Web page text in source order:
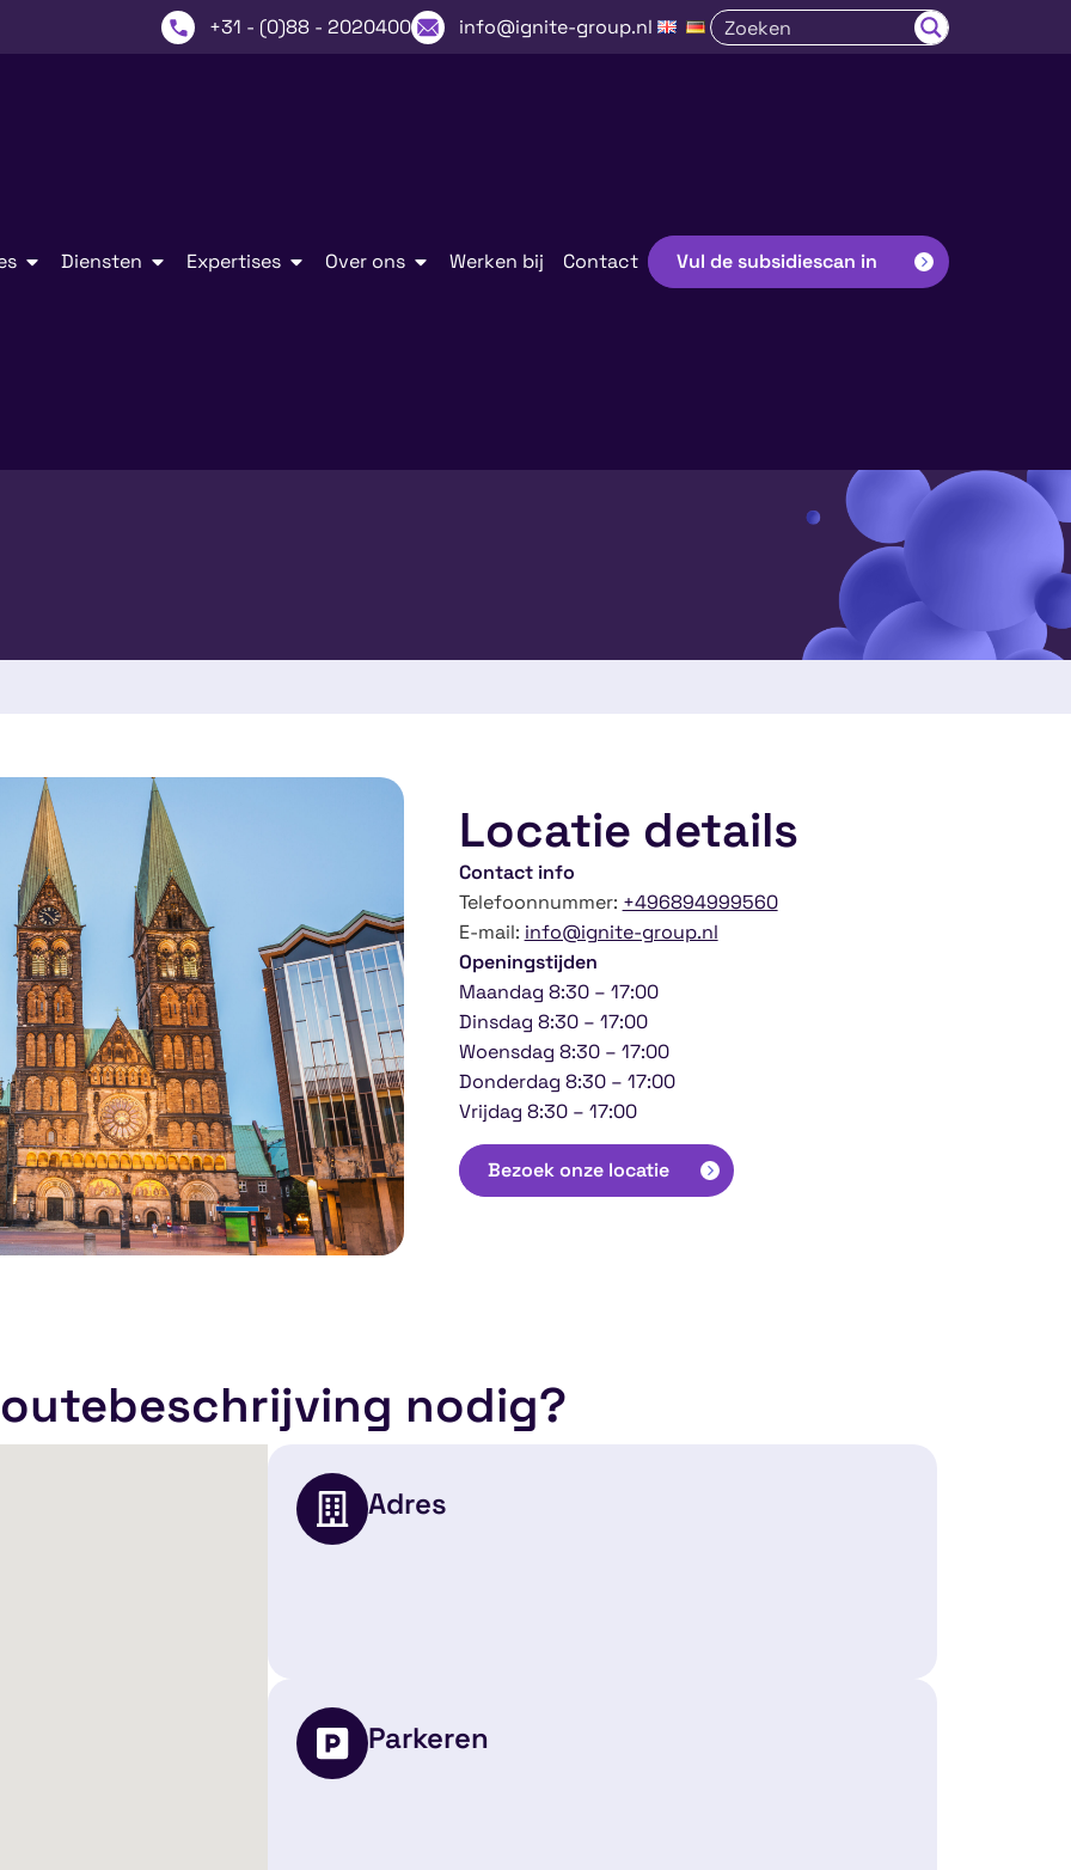
+31 - (0)88 - 2020400 info@ignite-group.nl
Diensten Expertises Over ons Werken bij Contact Vul de subsidiescan in
Locatie details
Contact info
Telefoonnummer: +496894999560
E-mail: info@ignite-group.nl
Openingstijden
Maandag 8:30 – 17:00
Dinsdag 8:30 – 17:00
Woensdag 8:30 – 17:00
Donderdag 8:30 – 17:00
Vrijdag 8:30 – 17:00
Bezoek onze locatie
nodig?
Adres
Parkeren